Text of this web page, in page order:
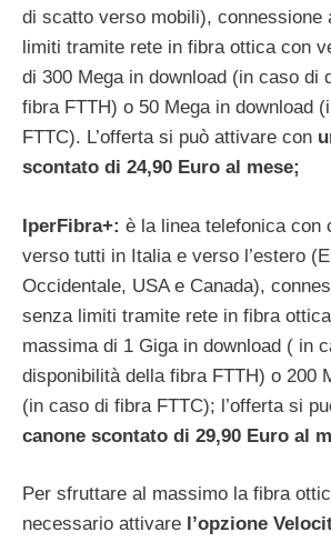
di scatto verso mobili), connessione
limiti tramite rete in fibra ottica con
di 300 Mega in download (in caso di
fibra FTTH) o 50 Mega in download
FTTC). L’offerta si può attivare con
scontato di 24,90 Euro al mese;
IperFibra+: è la linea telefonica con
verso tutti in Italia e verso l’estero
Occidentale, USA e Canada),
senza limiti tramite rete in fibra
massima di 1 Giga in download ( in
disponibilità della fibra FTTH) o 200
(in caso di fibra FTTC); l’offerta si
canone scontato di 29,90 Euro al
Per sfruttare al massimo la fibra
necessario attivare l’opzione